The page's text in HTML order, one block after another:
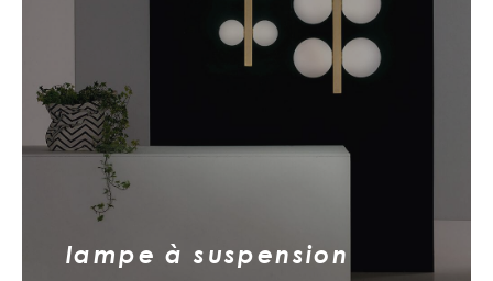
lampe à suspension